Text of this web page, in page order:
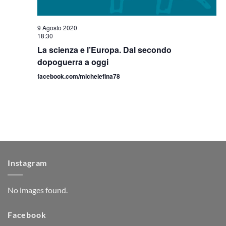
9 Agosto 2020
18:30
La scienza e l’Europa. Dal secondo
dopoguerra a oggi
facebook.com/michelefina78
Instagram
No images found.
Facebook